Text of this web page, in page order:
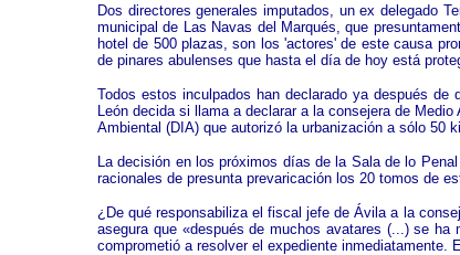
Dos directores generales imputados, un ex delegado
municipal de Las Navas del Marqués, que
hotel de 500 plazas, son los 'actores' de este causa
de pinares abulenses que hasta el día de hoy está
Todos estos inculpados han declarado ya después
León decida si llama a declarar a la consejera de
Ambiental (DIA) que autorizó la urbanización a sólo 50
La decisión en los próximos días de la Sala de lo
racionales de presunta prevaricación los 20 tomos de
¿De qué responsabiliza el fiscal jefe de Ávila a la
asegura que «después de muchos avatares (...) se
comprometió a resolver el expediente